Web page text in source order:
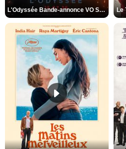
L'Odyssée Bande-annonce VO STFR Le